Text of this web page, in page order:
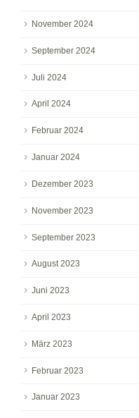
November 2024
September 2024
Juli 2024
April 2024
Februar 2024
Januar 2024
Dezember 2023
November 2023
September 2023
August 2023
Juni 2023
April 2023
März 2023
Februar 2023
Januar 2023